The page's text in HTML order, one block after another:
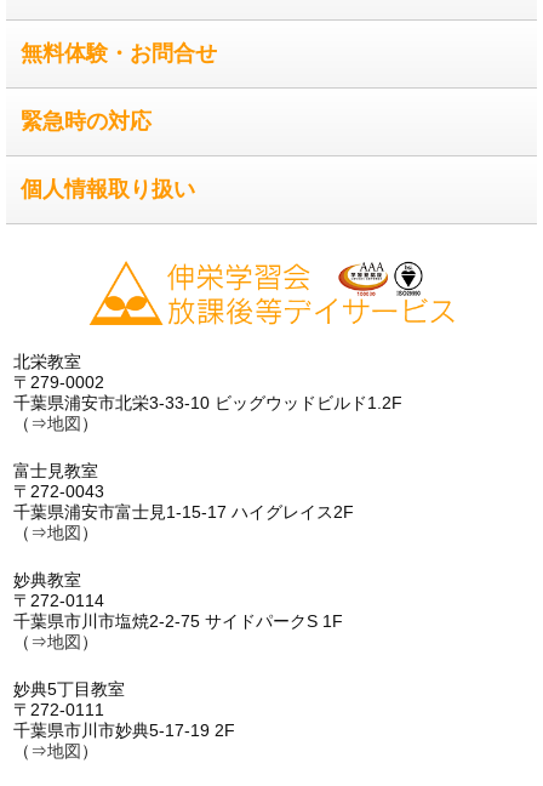
無料体験・お問合せ
緊急時の対応
個人情報取り扱い
北栄教室
〒279-0002
千葉県浦安市北栄3-33-10 ビッグウッドビルド1.2F
（⇒地図 ）
富士見教室
〒272-0043
千葉県浦安市富士見1-15-17 ハイグレイス2F
（⇒地図 ）
妙典教室
〒272-0114
千葉県市川市塩焼2-2-75 サイドパークS 1F
（⇒地図 ）
妙典5丁目教室
〒272-0111
千葉県市川市妙典5-17-19 2F
（⇒地図 ）